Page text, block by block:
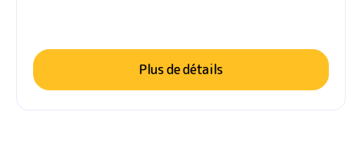
Plus de détails